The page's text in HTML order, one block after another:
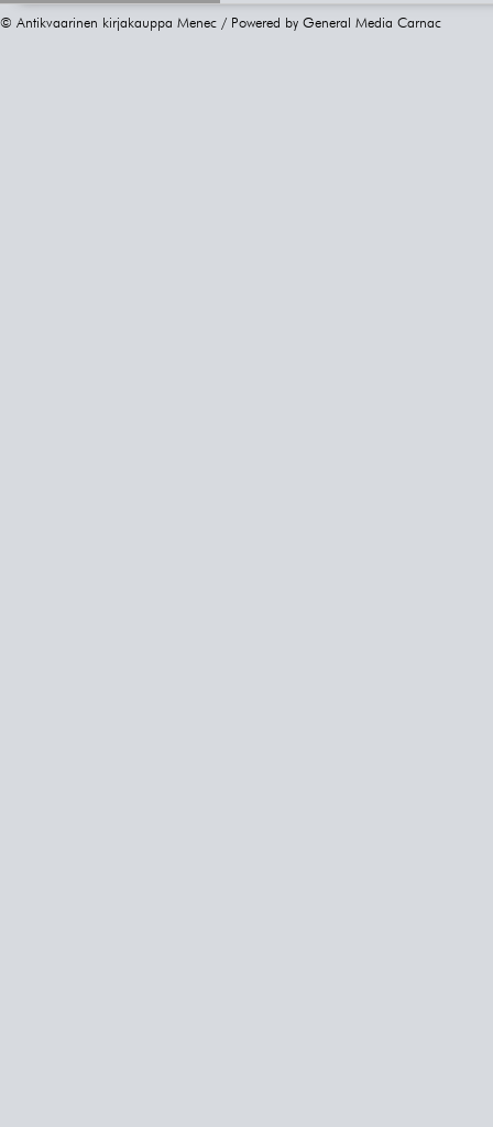
© Antikvaarinen kirjakauppa Menec / Powered by General Media Carnac